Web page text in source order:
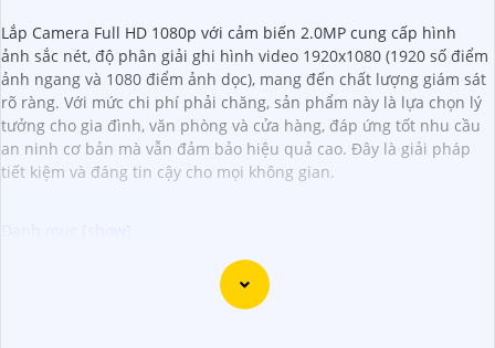
Lắp Camera Full HD 1080p với cảm biến 2.0MP cung cấp hình
ảnh sắc nét, độ phân giải ghi hình video 1920x1080 (1920 số điểm
ảnh ngang và 1080 điểm ảnh dọc), mang đến chất lượng giám sát
rõ ràng. Với mức chi phí phải chăng, sản phẩm này là lựa chọn lý
tưởng cho gia đình, văn phòng và cửa hàng, đáp ứng tốt nhu cầu
an ninh cơ bản mà vẫn đảm bảo hiệu quả cao. Đây là giải pháp
tiết kiệm và đáng tin cậy cho mọi không gian.
Đây là một mẫu camera 2.0MP FULL HD rất tốt mà bạn có
thể sử dụng để giám sát và bảo vệ nhà cửa hoặc cơ sở